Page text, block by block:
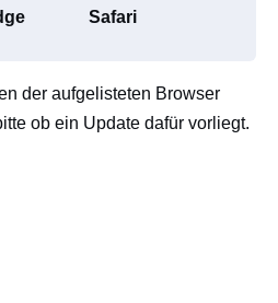
Safari
der aufgelisteten Browser
ob ein Update dafür vorliegt.